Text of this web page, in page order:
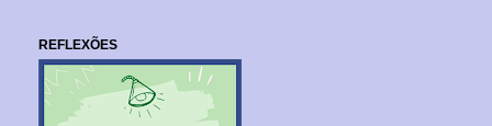
REFLEXÕES